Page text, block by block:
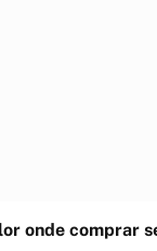
onde comprar